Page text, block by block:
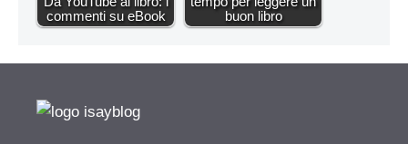
commenti su eBook
buon libro